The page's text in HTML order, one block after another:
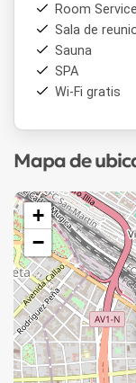
Room Service
Sala de
Sauna
SPA
Wi-Fi gratis
Mapa de
+
−